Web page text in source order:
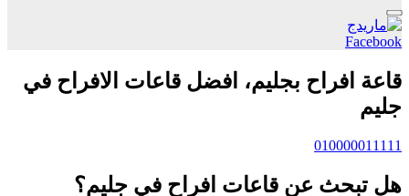
Facebook
قاعة افراح بجليم، افضل قاعات الافراح في
جليم
010000011111
هل تبحث عن قاعات افراح في جليم؟